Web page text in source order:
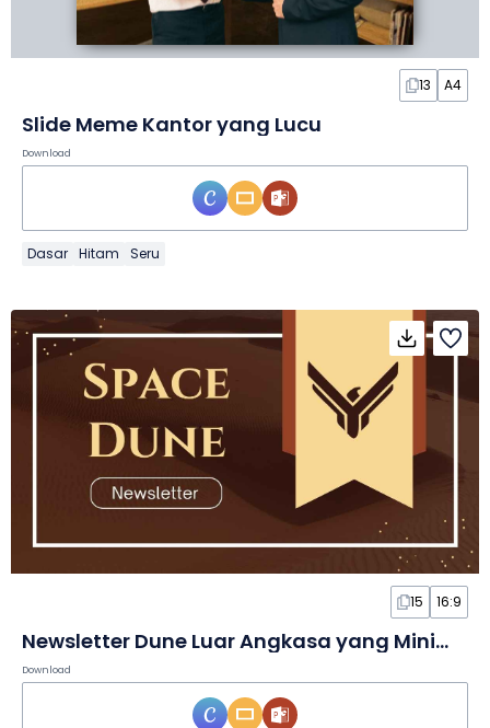
13 A4
Slide Meme Kantor yang Lucu
Download
Dasar Hitam Seru
15 16:9
Newsletter Dune Luar Angkasa yang Minimalis dalam Slide
Download